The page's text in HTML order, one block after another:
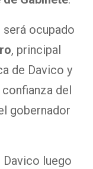
ocupado
, principal
de Davico y
del
gobernador
luego